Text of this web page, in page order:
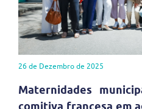
26 de Dezembro de 2025
Maternidades